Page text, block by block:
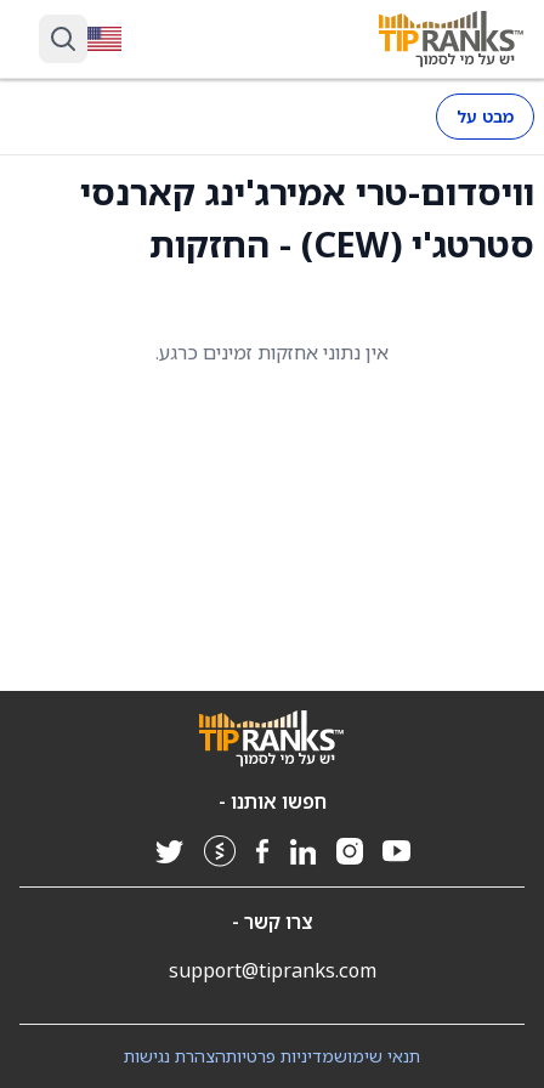
מבט על
וויסדום-טרי אמירג'ינג קארנסי
סטרטג'י (CEW) - החזקות
אין נתוני אחזקות זמינים כרגע.
חפשו אותנו -
צרו קשר -
support@tipranks.com
הצהרת נגישותמדיניות פרטיותתנאי שימוש